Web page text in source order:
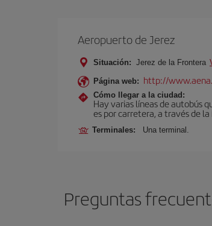
Aeropuerto de Jerez
Situación: Jerez de la Frontera
Página web: http://
Cómo llegar a la ciudad:
Hay varias líneas de autobús
es por carretera, a través de
Terminales: Una terminal.
Preguntas